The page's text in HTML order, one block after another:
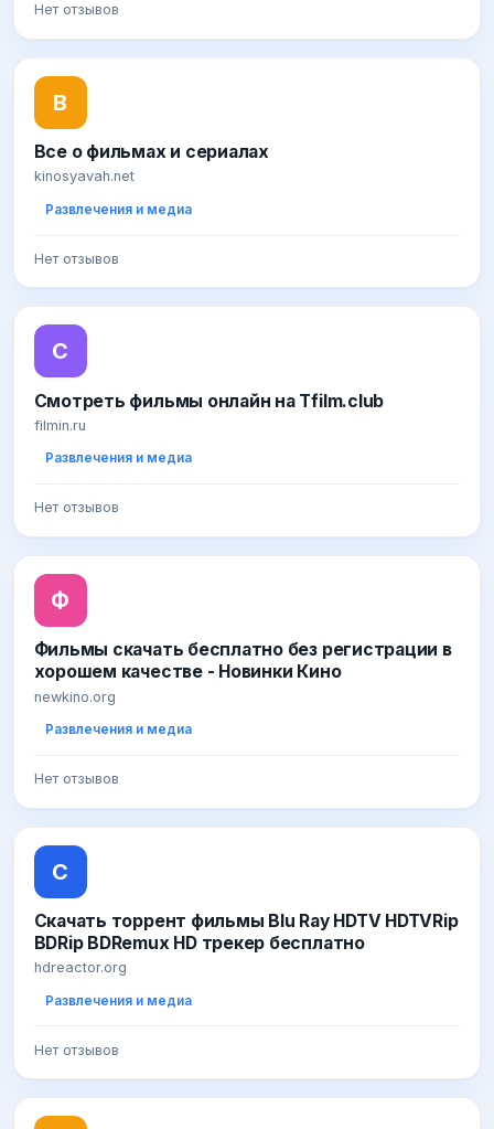
Нет отзывов
В
Все о фильмах и сериалах
kinosyavah.net
Развлечения и медиа
Нет отзывов
С
Смотреть фильмы онлайн на Tfilm.club
filmin.ru
Развлечения и медиа
Нет отзывов
Ф
Фильмы скачать бесплатно без регистрации в
хорошем качестве - Новинки Кино
newkino.org
Развлечения и медиа
Нет отзывов
С
Скачать торрент фильмы Blu Ray HDTV HDTVRip
BDRip BDRemux HD трекер бесплатно
hdreactor.org
Развлечения и медиа
Нет отзывов